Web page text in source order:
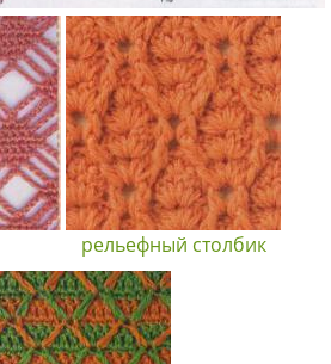
рельефный столбик